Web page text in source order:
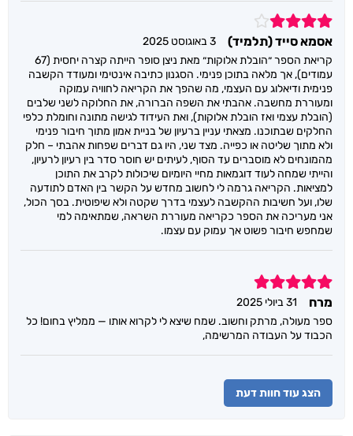
4
אסמא סייד (תלמיד)
3 באוגוסט 2025
קריאת הספר ״הובלת אלוקות״ מאת ניצן סופר הייתה קצרה יחסית (67
עמודים), אך מלאה בתוכן פנימי. הסגנון כתיבה אינטימי ומעודד הקשבה
פנימית ודיאלוג עם העצמי, מה שהפך את הקריאה לחוויה עמוקה
ומעוררת מחשבה. אהבתי את השפה הברורה, את החלוקה לשני שלבים
(הובלת עצמי ואז הובלת אלוקות), ואת העידוד לגישה מתונה וחומלת כלפי
החלקים שבתוכנו. מצאתי עניין ברעיון של בניית אמון מתוך חיבור פנימי
ולא מתוך שליטה או כפייה. מצד שני, היו גם דברים שפחות אהבתי – חלק
מהמונחים לא מוסברים עד הסוף, לעיתים יש חוסר סדר בין רעיון לרעיון,
והייתי שמחה לעוד דוגמאות מחיי היומיום שיכולות לקרב את התוכן
למציאות. הקריאה גרמה לי לחשוב מחדש על הקשר בין האדם לתודעה
שלו, ועל חשיבות ההקשבה לעצמי בדרך שקטה ולא שיפוטית. בסך הכול,
אני מעריכה את הספר כקריאה מעוררת השראה, שמתאימה למי
שמחפש חיבור פשוט אך עמוק עם עצמו.
5
מרח
31 ביולי 2025
ספר מעולה, מרתק וחשוב. שמח שיצא לי לקרוא אותו — ממליץ בחום! כל
הכבוד על העבודה המרשימה,
הצג עוד חוות דעת